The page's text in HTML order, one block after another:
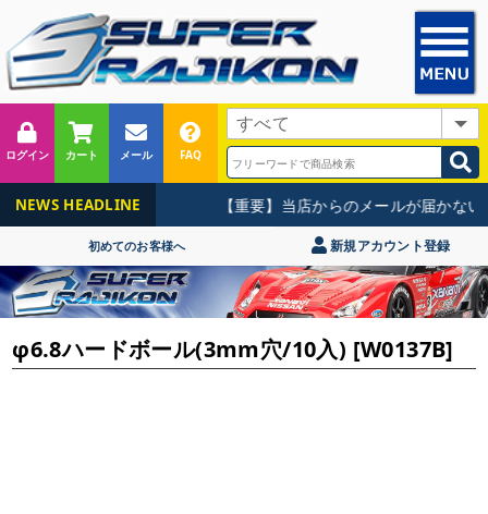
ログイン カート メール FAQ
NEWS HEADLINE 【重要】当店からのメールが届かない
初めてのお客様へ 新規アカウント登録
φ6.8ハードボール(3mm穴/10入) [W0137B]